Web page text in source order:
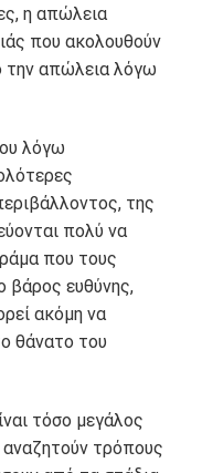
η απώλεια
που ακολουθούν
την απώλεια λόγω
λόγω
της
πολύ να
που τους
βάρος ευθύνης,
ακόμη να
θάνατο του
τόσο μεγάλος
τρόπους